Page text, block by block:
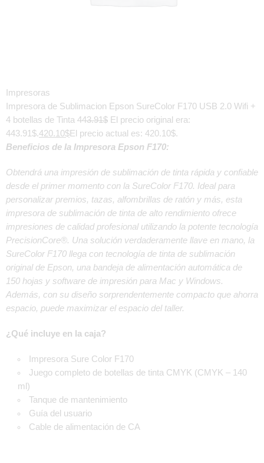
Impresoras
Impresora de Sublimacion Epson SureColor F170 USB 2.0 Wifi +
4 botellas de Tinta 443.91$ El precio original era:
443.91$.420.10$El precio actual es: 420.10$.
Beneficios de la Impresora Epson F170:
Obtendrá una impresión de sublimación de tinta rápida y confiable
desde el primer momento con la SureColor F170. Ideal para
personalizar premios, tazas, alfombrillas de ratón y más, esta
impresora de sublimación de tinta de alto rendimiento ofrece
impresiones de calidad profesional utilizando la potente tecnología
PrecisionCore®. Una solución verdaderamente llave en mano, la
SureColor F170 llega con tecnología de tinta de sublimación
original de Epson, una bandeja de alimentación automática de
150 hojas y software de impresión para Mac y Windows.
Además, con su diseño sorprendentemente compacto que ahorra
espacio, puede maximizar el espacio del taller.
¿Qué incluye en la caja?
Impresora Sure Color F170
Juego completo de botellas de tinta CMYK (CMYK – 140
ml)
Tanque de mantenimiento
Guía del usuario
Cable de alimentación de CA